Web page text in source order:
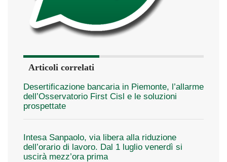
Articoli correlati
Desertificazione bancaria in Piemonte, l’allarme
dell’Osservatorio First Cisl e le soluzioni
prospettate
Intesa Sanpaolo, via libera alla riduzione
dell’orario di lavoro. Dal 1 luglio venerdì si
uscirà mezz’ora prima